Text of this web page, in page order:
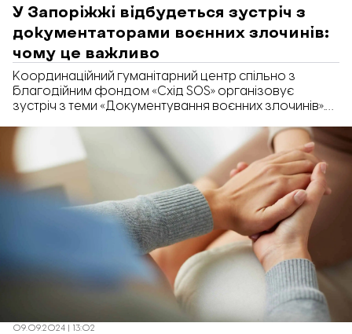
У Запоріжжі відбудеться зустріч з
документаторами воєнних злочинів:
чому це важливо
Координаційний гуманітарний центр спільно з
благодійним фондом «Схід SOS» організовує
зустріч з теми «Документування воєнних злочинів».
запоріжцям. Про це «Відбудові. Запоріжжя»
повідомила комунікаційна менеджерка БФ «Схід
SOS» Катерина.
09.09.2024 | 13:02